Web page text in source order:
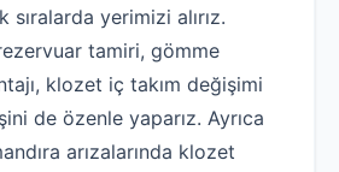
sıralarda yerimizi alırız.
tamiri, gömme
klozet iç takım değişimi
de özenle yaparız. Ayrıca
arızalarında klozet